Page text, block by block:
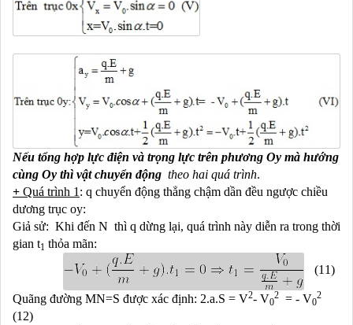
Nếu tổng hợp lực điện và trọng lực trên phương Oy mà hướng
cùng Oy thì vật chuyển động theo hai quá trình.
+ Quá trình 1 : q chuyển động thẳng chậm dần đều ngược chiều
dương trục oy:
Giả sử: Khi đến N thì q dừng lại, quá trình này diễn ra trong thời
gian t1 thỏa mãn:
(11)
Quãng đường MN=S được xác định: 2.a.S = V2- V0
2 = - V0
2
(12)